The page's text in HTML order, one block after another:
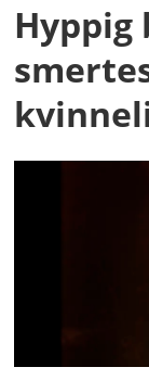
Hyppig